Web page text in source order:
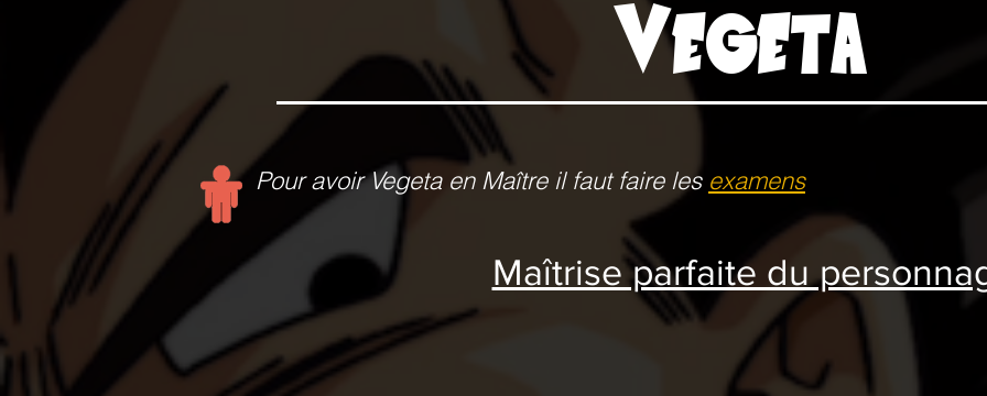
Vegeta
Pour avoir Vegeta en Maître il fautfaire les examens
Maîtrise parfaite du